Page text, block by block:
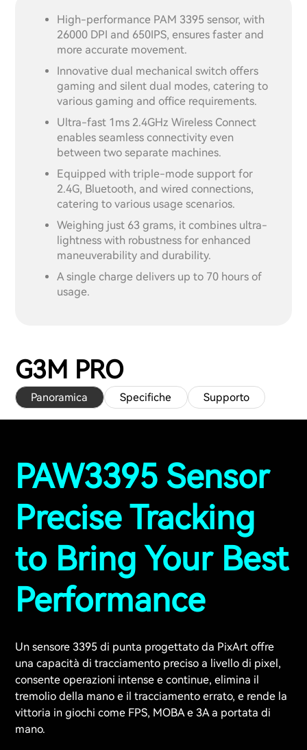
High-performance PAM 3395 sensor, with
26000 DPI and 650IPS, ensures faster and
more accurate movement.
Innovative dual mechanical switch offers
gaming and silent dual modes, catering to
various gaming and office requirements.
Ultra-fast 1ms 2.4GHz Wireless Connect
enables seamless connectivity even
between two separate machines.
Equipped with triple-mode support for
2.4G, Bluetooth, and wired connections,
catering to various usage scenarios.
Weighing just 63 grams, it combines ultra-
lightness with robustness for enhanced
maneuverability and durability.
A single charge delivers up to 70 hours of
usage.
G3M PRO
Panoramica Specifiche Supporto
PAW3395 Sensor
Precise Tracking
to Bring Your Best
Performance
Un sensore 3395 di punta progettato da PixArt offre
una capacità di tracciamento preciso a livello di pixel,
consente operazioni intense e continue, elimina il
tremolio della mano e il tracciamento errato, e rende la
vittoria in giochi come FPS, MOBA e 3A a portata di
mano.